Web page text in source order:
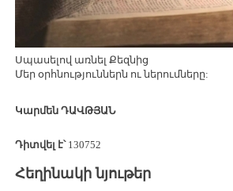
Սպասելով առնել Քեզնից
Մեր օրհնություններն ու ներումները:
Կարմեն ԴԱՎԹՅԱՆ
Դիտվել է՝130752
Հեղինակի նյութեր